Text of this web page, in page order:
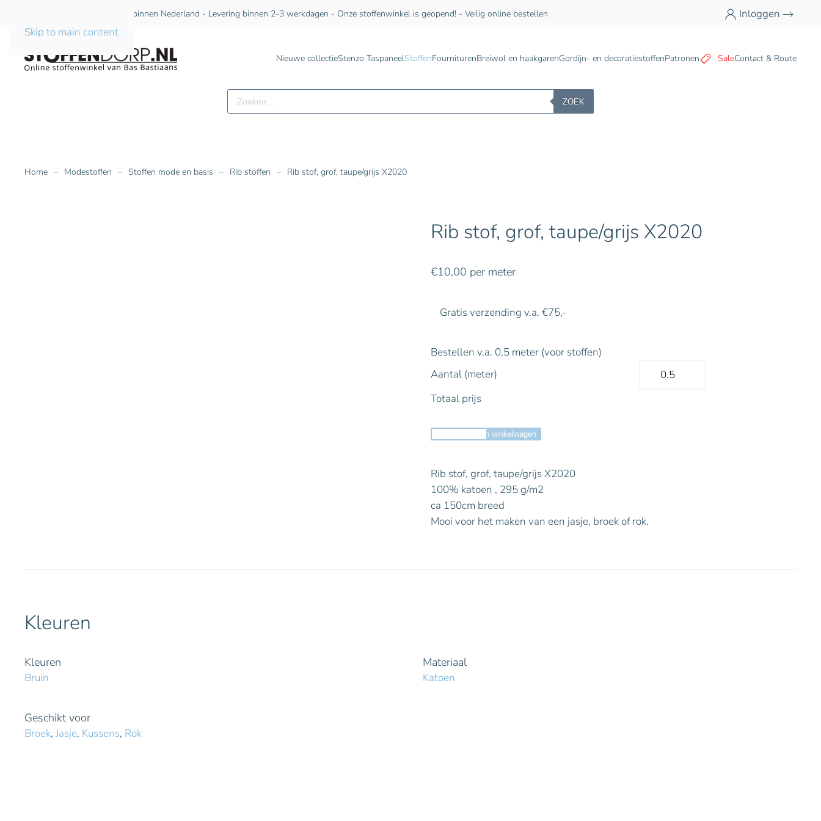
Skip to main content
Gratis verzending vanaf €75 binnen Nederland - Levering binnen 2-3 werkdagen - Onze stoffenwinkel is geopend! - Veilig online bestellen Inloggen
Nieuwe collectieStenzo TaspaneelStoffenFourniturenBreiwol en haakgarenGordijn- en decoratiestoffenPatronen SaleContact & Route
Producten
zoeken
ZOEK
Home Modestoffen Stoffen mode en basis Rib stoffen Rib stof, grof, taupe/grijs X2020
Rib stof, grof, taupe/grijs X2020
€10,00 per meter
Gratis verzending v.a. €75,-
Bestellen v.a. 0,5 meter (voor stoffen)
Aantal (meter)
Totaal prijs
Toevoegen aan winkelwagen
Rib stof, grof, taupe/grijs X2020
100% katoen , 295 g/m2
ca 150cm breed
Mooi voor het maken van een jasje, broek of rok.
Kleuren
Kleuren
Bruin
Materiaal
Katoen
Geschikt voor
Broek, Jasje, Kussens, Rok